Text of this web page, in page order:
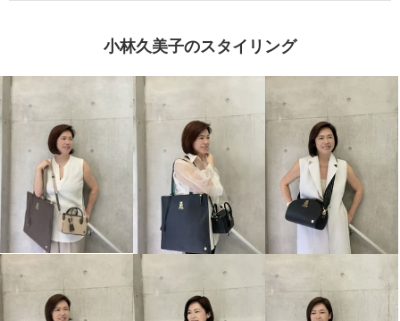
小林久美子のスタイリング